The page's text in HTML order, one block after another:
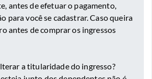
antes de efetuar o pagamento,
para você se cadastrar. Caso queira
antes de comprar os ingressos
a titularidade do ingresso?